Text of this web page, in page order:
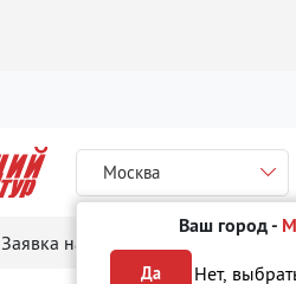
Москва
Ваш город -
Да Нет,
Заявка на тур Поиск